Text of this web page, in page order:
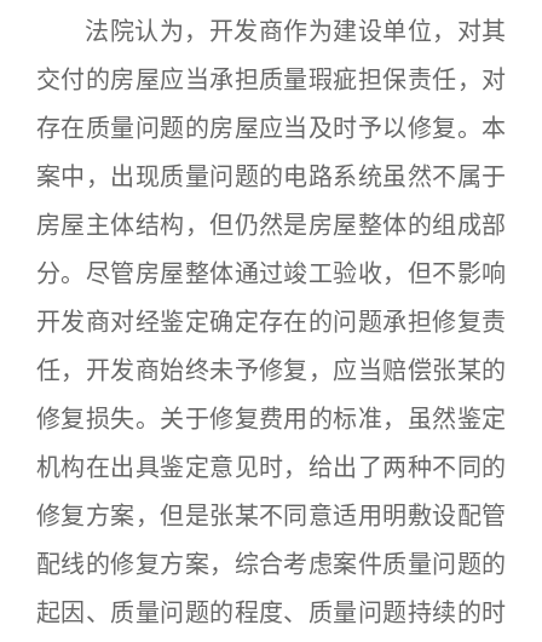
法院认为，开发商作为建设单位，对其
交付的房屋应当承担质量瑕疵担保责任，对
存在质量问题的房屋应当及时予以修复。本
案中，出现质量问题的电路系统虽然不属于
房屋主体结构，但仍然是房屋整体的组成部
分。尽管房屋整体通过竣工验收，但不影响
开发商对经鉴定确定存在的问题承担修复责
任，开发商始终未予修复，应当赔偿张某的
修复损失。关于修复费用的标准，虽然鉴定
机构在出具鉴定意见时，给出了两种不同的
修复方案，但是张某不同意适用明敷设配管
配线的修复方案，综合考虑案件质量问题的
起因、质量问题的程度、质量问题持续的时